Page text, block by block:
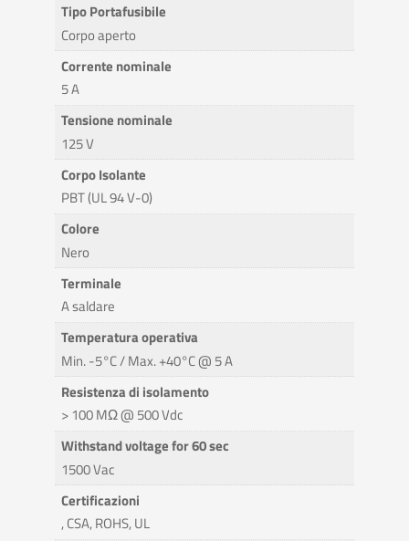
Tipo Portafusibile
Corpo aperto
Corrente nominale
5 A
Tensione nominale
125 V
Corpo Isolante
PBT (UL 94 V-0)
Colore
Nero
Terminale
A saldare
Temperatura operativa
Min. -5°C / Max. +40°C @ 5 A
Resistenza di isolamento
> 100 MΩ @ 500 Vdc
Withstand voltage for 60 sec
1500 Vac
Certificazioni
, CSA, ROHS, UL